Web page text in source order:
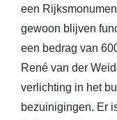
een
gewoon blijven
een bedrag van
René van der
verlichting in het
bezuinigingen. Er